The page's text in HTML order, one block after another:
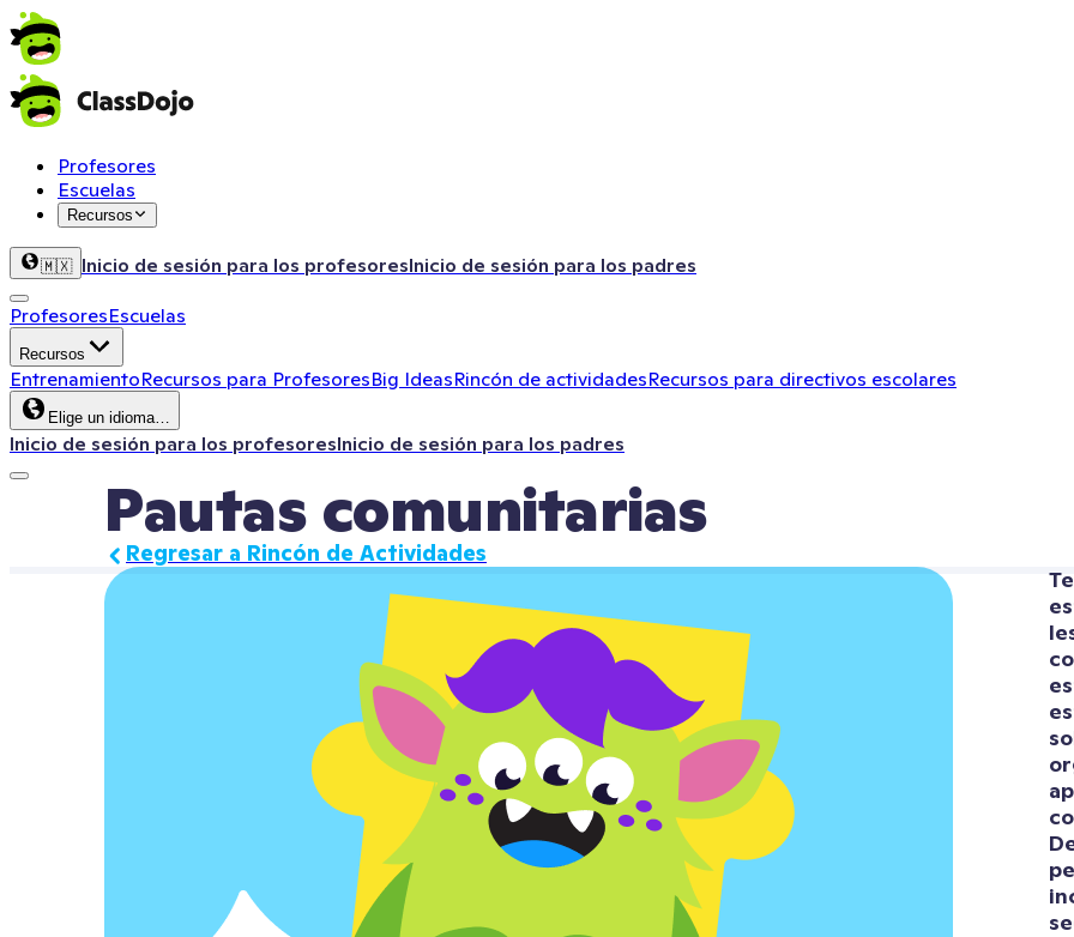
Profesores
Escuelas
Recursos
🇲🇽 Inicio de sesión para los profesoresInicio de sesión para los padres
ProfesoresEscuelas
Recursos
EntrenamientoRecursos para ProfesoresBig IdeasRincón de actividadesRecursos para directivos escolares
Elige un idioma…
Inicio de sesión para los profesoresInicio de sesión para los padres
Pautas comunitarias
Regresar a Rincón de Actividades